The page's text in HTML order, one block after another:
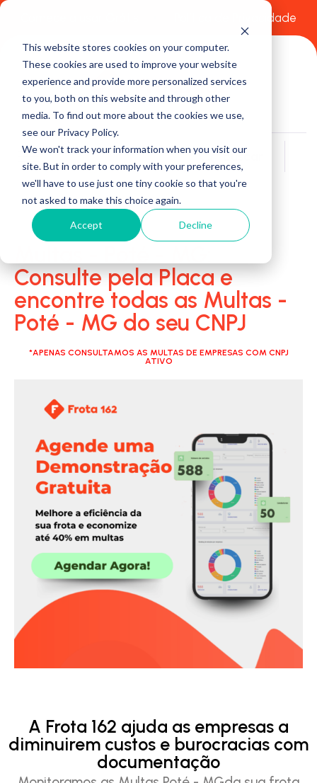
This website stores cookies on your computer.
These cookies are used to improve your website
experience and provide more personalized services
to you, both on this website and through other
media. To find out more about the cookies we use,
see our Privacy Policy.
We won't track your information when you visit our
site. But in order to comply with your preferences,
we'll have to use just one tiny cookie so that you're
not asked to make this choice again.
Accept Decline
Política de Privacidade
Buscar
Consulte pela Placa e
encontre todas as Multas -
Poté - MG do seu CNPJ
*APENAS CONSULTAMOS AS MULTAS DE EMPRESAS COM CNPJ
ATIVO
A Frota 162 ajuda as empresas a
diminuirem custos e burocracias com
documentação